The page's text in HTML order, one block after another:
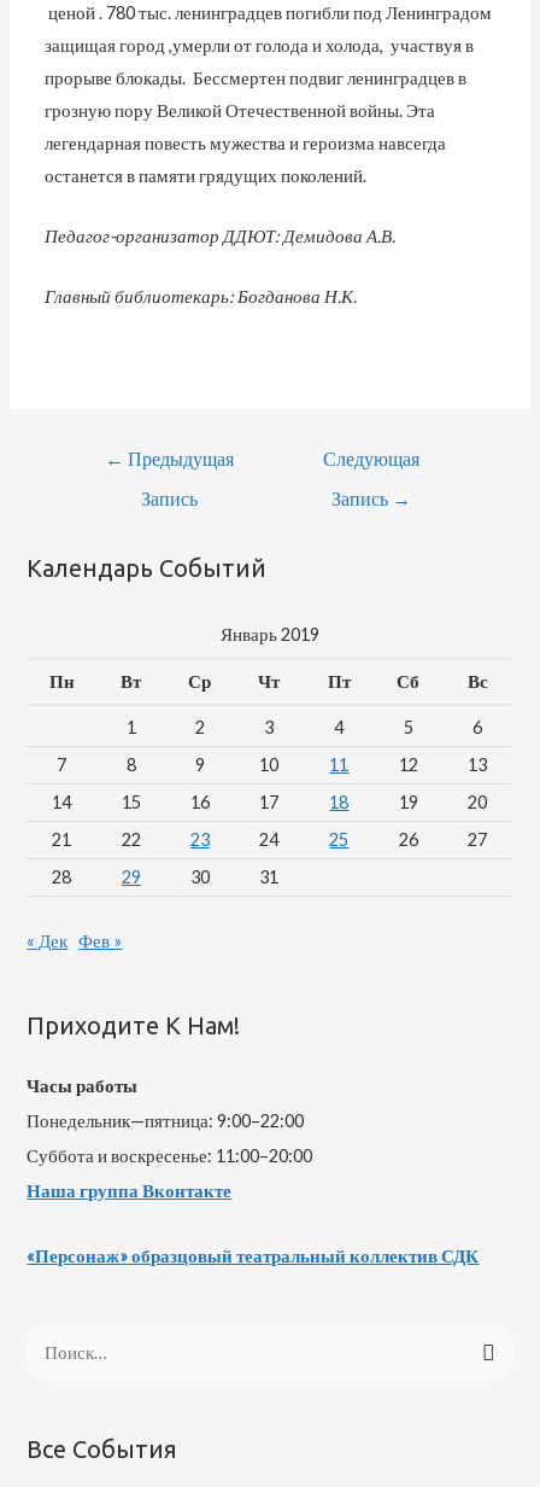
ценой . 780 тыс. ленинградцев погибли под Ленинградом
защищая город ,умерли от голода и холода, участвуя в
прорыве блокады. Бессмертен подвиг ленинградцев в
грозную пору Великой Отечественной войны. Эта
легендарная повесть мужества и героизма навсегда
останется в памяти грядущих поколений.
Педагог-организатор ДДЮТ: Демидова А.В.
Главный библиотекарь: Богданова Н.К.
Навигация
← Предыдущая
Запись
Следующая
Запись →
Календарь Событий
Январь 2019
Пн Вт Ср Чт Пт Сб Вс
1 2 3 4 5
6
7
8 9 10 11 12
13
14
15 16 17 18 19
20
21
22 23 24 25 26
27
28
29 30 31
« Дек Фев »
Приходите К Нам!
Часы работы
Понедельник—пятница: 9:00–22:00
Суббота и воскресенье: 11:00–20:00
Наша группа Вконтакте
«Персонаж» образцовый театральный коллектив СДК
т
Все События